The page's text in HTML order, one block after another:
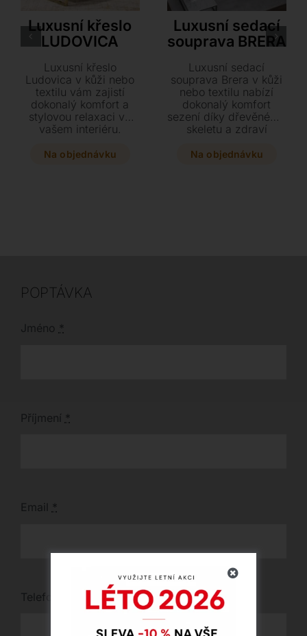
Innova – Estro Milano
Luxusní křeslo
LUDOVICA
Luxusní křeslo
Ludovica v kůži nebo
textilu vám zajistí
dokonalý komfort a
stylovou relaxaci ve
vašem interiéru.
italských kůží či pestré
Na objednávku
Innova – Estro Milano
Luxusní sedací
souprava BRERA
Luxusní sedací
souprava Brera v kůži
nebo textilu nabízí
dokonalý komfort
sezení díky dřevěnému
skeletu a zdraví
polyuretanovým
Na objednávku
POPTÁVKA
Jméno *
Příjmení *
Email *
Telefon